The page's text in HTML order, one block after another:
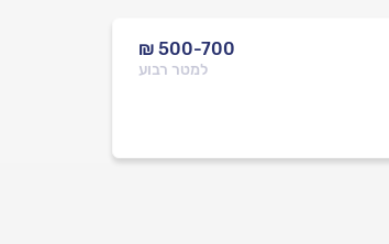
₪ 500-700
למטר רבוע